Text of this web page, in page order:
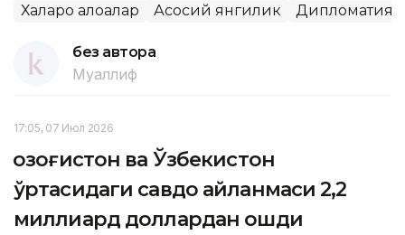
Халқаро алоқалар Асосий янгилик Дипломатия
без автора
Муаллиф
17:05, 07 Июл 2026
Қозоғистон ва Ўзбекистон
ўртасидаги савдо айланмаси 2,2
миллиард доллардан ошди